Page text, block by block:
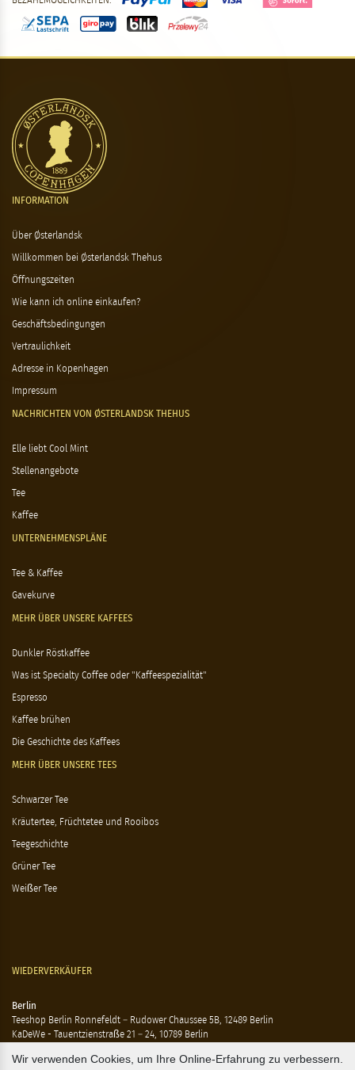
INFORMATION
Über Østerlandsk
Willkommen bei Østerlandsk Thehus
Öffnungszeiten
Wie kann ich online einkaufen?
Geschäftsbedingungen
Vertraulichkeit
Adresse in Kopenhagen
Impressum
NACHRICHTEN VON ØSTERLANDSK THEHUS
Elle liebt Cool Mint
Stellenangebote
Tee
Kaffee
UNTERNEHMENSPLÄNE
Tee & Kaffee
Gavekurve
MEHR ÜBER UNSERE KAFFEES
Dunkler Röstkaffee
Was ist Specialty Coffee oder "Kaffeespezialität"
Espresso
Kaffee brühen
Die Geschichte des Kaffees
MEHR ÜBER UNSERE TEES
Schwarzer Tee
Kräutertee, Früchtetee und Rooibos
Teegeschichte
Grüner Tee
Weißer Tee
WIEDERVERKÄUFER
Berlin
Teeshop Berlin Ronnefeldt – Rudower Chaussee 5B, 12489 Berlin
KaDeWe - Tauentzienstraße 21 – 24, 10789 Berlin
Ting - Rykestraße 41, 10405 Berlin
Wir verwenden Cookies, um Ihre Online-Erfahrung zu verbessern.